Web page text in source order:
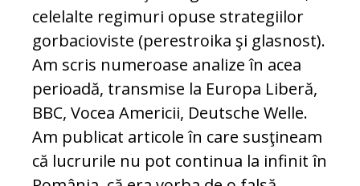
celelalte regimuri opuse strategiilor
gorbacioviste (perestroika şi glasnost).
Am scris numeroase analize în acea
perioadă, transmise la Europa Liberă,
BBC, Vocea Americii, Deutsche Welle.
Am publicat articole în care susţineam
că lucrurile nu pot continua la infinit în